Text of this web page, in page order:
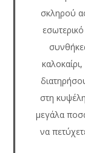
σκληρού
στη
μεγάλα
να